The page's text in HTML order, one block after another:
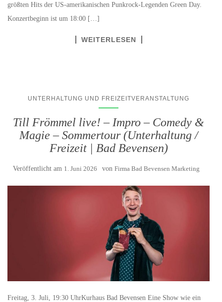
größten Hits der US-amerikanischen Punkrock-Legenden Green Day.
Konzertbeginn ist um 18:00 […]
WEITERLESEN
UNTERHALTUNG UND FREIZEITVERANSTALTUNG
Till Frömmel live! – Impro – Comedy &
Magie – Sommertour (Unterhaltung /
Freizeit | Bad Bevensen)
Veröffentlicht am 1. Juni 2026 von Firma Bad Bevensen Marketing
Freitag, 3. Juli, 19:30 UhrKurhaus Bad Bevensen Eine Show wie ein